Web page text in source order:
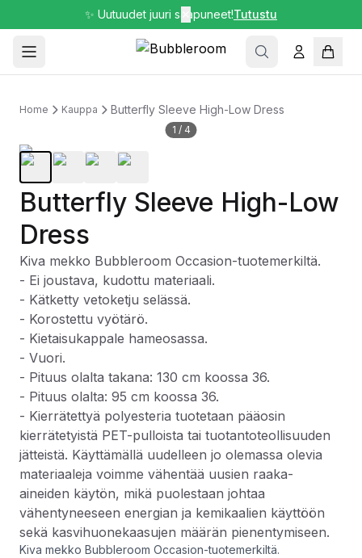
✨ Uutuudet juuri saapuneet!Tutustu
Home Kauppa Butterfly Sleeve High-Low Dress
1 / 4
Butterfly Sleeve High-Low
Dress
Kiva mekko Bubbleroom Occasion-tuotemerkiltä.
- Ei joustava, kudottu materiaali.
- Kätketty vetoketju selässä.
- Korostettu vyötärö.
- Kietaisukappale hameosassa.
- Vuori.
- Pituus olalta takana: 130 cm koossa 36.
- Pituus olalta: 95 cm koossa 36.
- Kierrätettyä polyesteria tuotetaan pääosin
kierrätetyistä PET-pulloista tai tuotantoteollisuuden
jätteistä. Käyttämällä uudelleen jo olemassa olevia
materiaaleja voimme vähentää uusien raaka-
aineiden käytön, mikä puolestaan johtaa
vähentyneeseen energian ja kemikaalien käyttöön
sekä kasvihuonekaasujen määrän pienentymiseen.
Kiva mekko Bubbleroom Occasion-tuotemerkiltä.